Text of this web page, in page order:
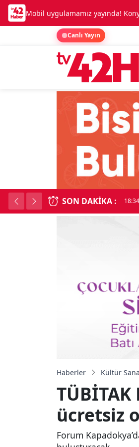
Mobil uygulamamız yayında!
Canlı Yayın
SON DAKIKA :
Haberler Kültür
ücretsiz
Forum